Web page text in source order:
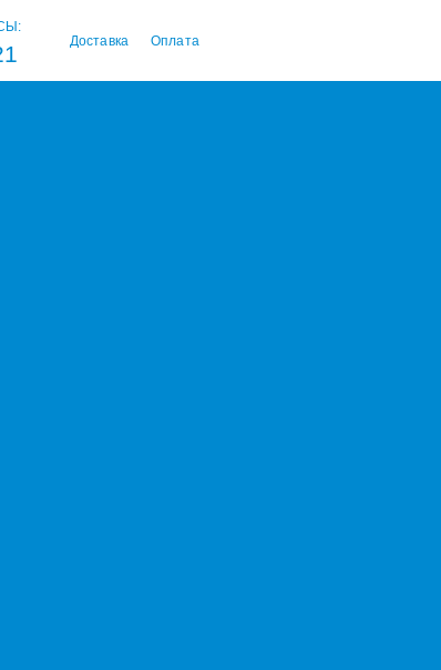
Доставка Оплата